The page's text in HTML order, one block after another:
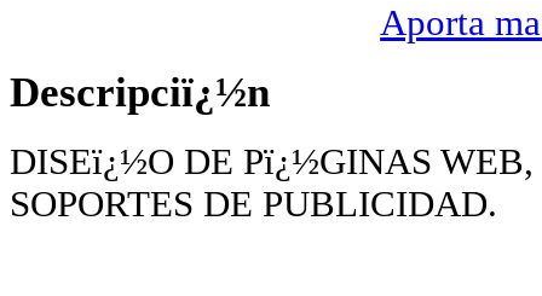
Aporta
Descripciï¿½n
DISEï¿½O DE Pï¿½GINAS
SOPORTES DE PUBLICIDAD.